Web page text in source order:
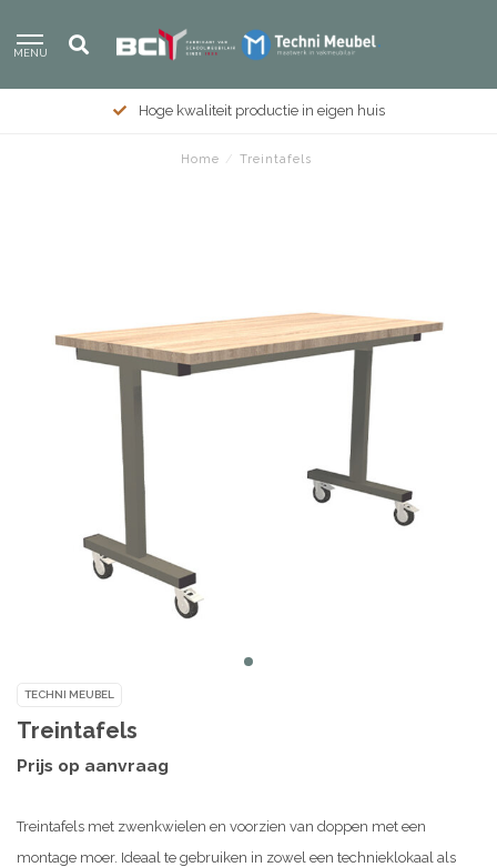
MENU
Hoge kwaliteit productie in eigen huis
Home / Treintafels
TECHNI MEUBEL
Treintafels
Prijs op aanvraag
Treintafels met zwenkwielen en voorzien van doppen met een
montage moer. Ideaal te gebruiken in zowel een technieklokaal als